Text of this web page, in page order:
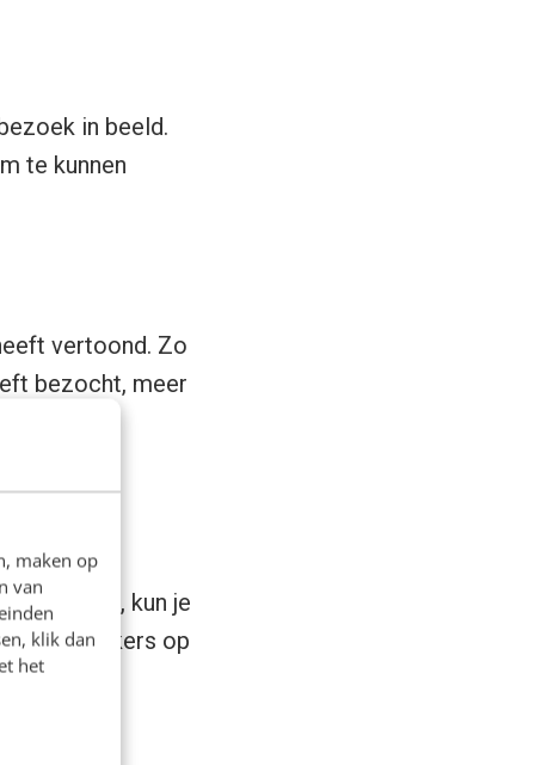
maken op
van
klik dan
het
in beeld.
te kunnen
vertoond. Zo
bezocht, meer
verlaten, kun je
je bezoekers op